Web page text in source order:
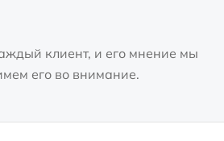
клиент, и его мнение мы
его во внимание.